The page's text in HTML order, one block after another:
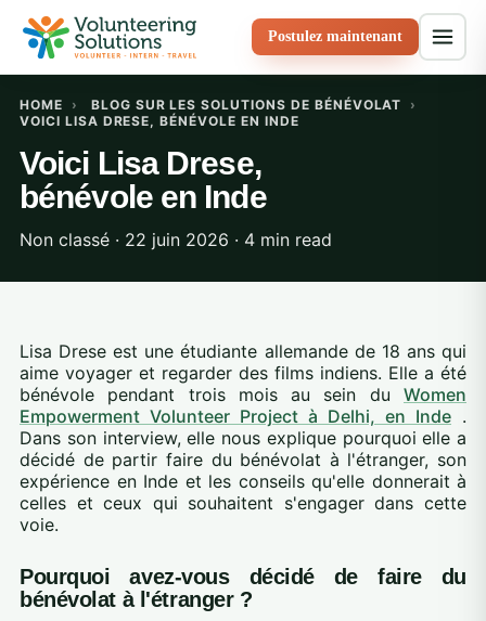
Postulez maintenant
HOME › BLOG SUR LES SOLUTIONS DE BÉNÉVOLAT
›
VOICI LISA DRESE, BÉNÉVOLE EN INDE
Voici Lisa Drese,
bénévole en Inde
Non classé · 22 juin 2026 · 4 min read
Lisa Drese est une étudiante allemande de 18 ans qui
aime voyager et regarder des films indiens. Elle a été
bénévole pendant trois mois au sein du Women
Empowerment Volunteer Project à Delhi, en Inde .
Dans son interview, elle nous explique pourquoi elle a
décidé de partir faire du bénévolat à l'étranger, son
expérience en Inde et les conseils qu'elle donnerait à
celles et ceux qui souhaitent s'engager dans cette
voie.
Pourquoi avez-vous décidé de faire du
bénévolat à l'étranger ?